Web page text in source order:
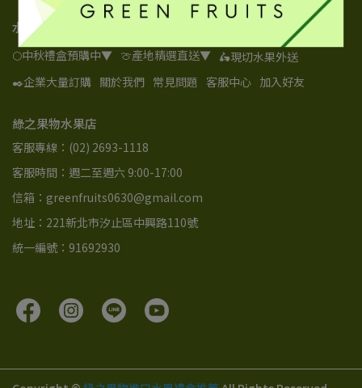
水果目錄
🌕中秋禮盒預購中▼ 🍈產地精選直送▼ 🛵現切水果外送
✒️企業大量訂購 關於我們 常見問題 客服中心 加入好友
綠之果物水果店
客服專線：(02) 2693-1118
客服時間：週二至週六 9:00-17:00
信箱：greenfruits0630@gmail.com
地址：221新北市汐止區中興路110號
統一編號：91692930